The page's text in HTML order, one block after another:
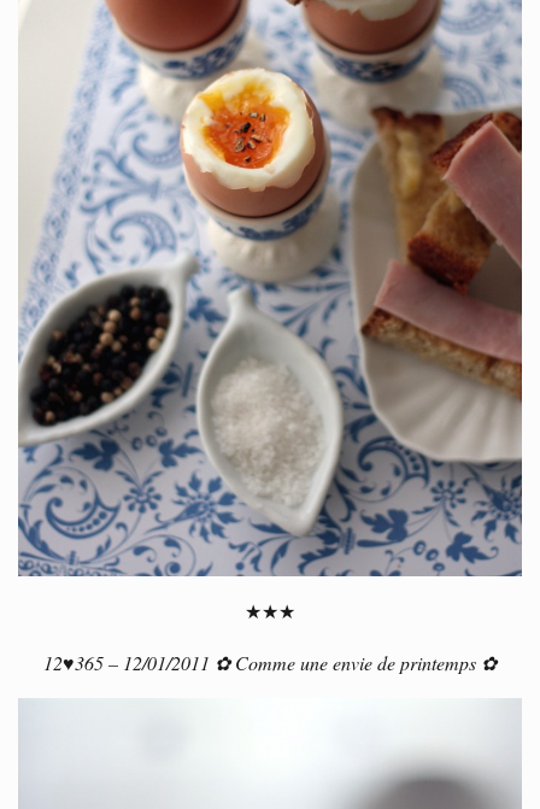
★★★
12♥365 – 12/01/2011 ✿ Comme une envie de printemps ✿